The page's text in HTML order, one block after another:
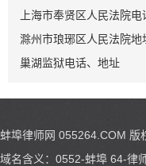
上海市奉贤区人民法院
滁州市琅琊区人民法院地
巢湖监狱电话、地址
蚌埠律师网 055264.COM 版
域名含义：0552-蚌埠 64-律